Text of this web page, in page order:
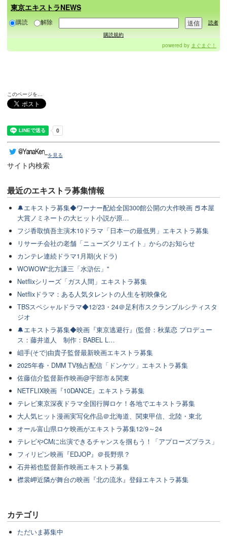
東京エキストラNEWS
購読 解除
読者
購読規約
powered by まぐまぐ！
このページを…
を見る
サイト内検索
最近のエキストラ募集情報
🔔エキストラ募集◆ワーナー配給全国300館公開の大作映画 📕本屋
大賞ノミネートの大ヒット小説が原…
フジ香取慎吾主演木10ドラマ「日本一の最低男」エキストラ募集
リサーチ会社の老舗「ニューズクリエイト」からのお知らせ
カンテレ連続ドラマ1月期(火ドラ)
WOWOW"北方謙三「水滸伝」"
Netflixシリーズ「ガス人間」エキストラ募集
Netflixドラマ：ある人気タレントの人生を初映像化
TBSスペシャルドラマ◆12/23・24＠足利市スクランブルシティスタ
ジオ
🔔エキストラ募集◆映画『東京逃避行』(監督：秋葉恋 プロデュー
ス：藤井道人 制作：BABEL L…
岨手(そで)由貴子監督最新映画エキストラ募集
2025年春・DMM TV独占配信「ドンケツ」エキストラ募集
佐藤信介監督新作映画@宇部市＆関東
NETFLIX映画『10DANCE』エキストラ募集
テレビ東京深夜ドラマ全国行脚ロケ！各地でエキストラ募集
大人気ヒット漫画実写化作品＠北海道、関東甲信、北陸・東北
オール富山県ロケ映画がエキストラ募集12/9～24
テレビやCMに出演できるチャンスを掴もう！「アプローズプラス」
フィリピン映画『EDJOP』＠長野県？
石井裕也監督新作映画エキストラ募集
襟裳岬近隣が舞台の映画『北の流氷』登録エキストラ募集
カテゴリ
ただいま募集中